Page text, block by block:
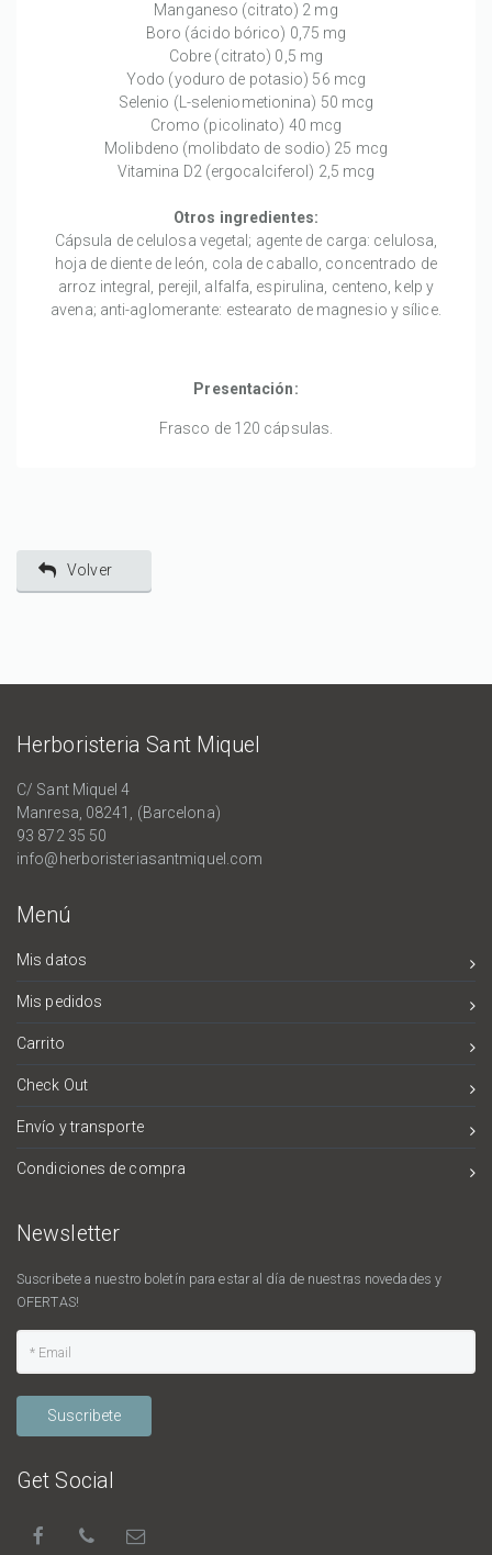
Manganeso (citrato) 2 mg
Boro (ácido bórico) 0,75 mg
Cobre (citrato) 0,5 mg
Yodo (yoduro de potasio) 56 mcg
Selenio (L-seleniometionina) 50 mcg
Cromo (picolinato) 40 mcg
Molibdeno (molibdato de sodio) 25 mcg
Vitamina D2 (ergocalciferol) 2,5 mcg
Otros ingredientes:
Cápsula de celulosa vegetal; agente de carga: celulosa,
hoja de diente de león, cola de caballo, concentrado de
arroz integral, perejil, alfalfa, espirulina, centeno, kelp y
avena; anti-aglomerante: estearato de magnesio y sílice.
Presentación:
Frasco de 120 cápsulas.
Volver
Herboristeria Sant Miquel
C/ Sant Miquel 4
Manresa, 08241, (Barcelona)
93 872 35 50
info@herboristeriasantmiquel.com
Menú
Mis datos
Mis pedidos
Carrito
Check Out
Envío y transporte
Condiciones de compra
Newsletter
Suscribete a nuestro boletín para estar al día de nuestras novedades y
OFERTAS!
Suscribete
Get Social